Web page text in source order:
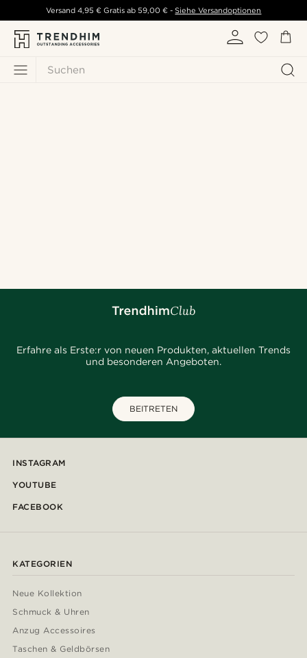
Suchen
Versand 4,95 € Gratis ab59,00 € - Siehe Versandoptionen
Erfahre als Erste:r von neuen Produkten, aktuellen Trends
und besonderen Angeboten.
BEITRETEN
INSTAGRAM
YOUTUBE
FACEBOOK
KATEGORIEN
Neue Kollektion
Schmuck & Uhren
Anzug Accessoires
Taschen & Geldbörsen